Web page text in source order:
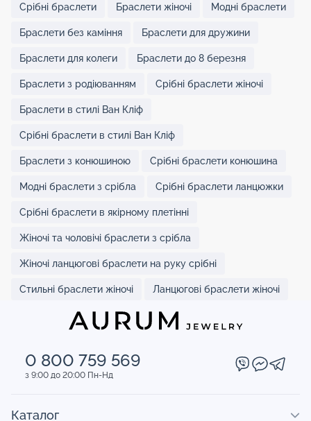
Срібні браслети Браслети жіночі Модні браслети
Браслети без каміння Браслети для дружини
Браслети для колеги Браслети до 8 березня
Браслети з родіюванням Срібні браслети жіночі
Браслети в стилі Ван Кліф
Срібні браслети в стилі Ван Кліф
Браслети з конюшиною Срібні браслети конюшина
Модні браслети з срібла Срібні браслети ланцюжки
Срібні браслети в якірному плетінні
Жіночі та чоловічі браслети з срібла
Жіночі ланцюгові браслети на руку срібні
Стильні браслети жіночі Ланцюгові браслети жіночі
0 800 759 569
з 9:00 до 20:00 Пн-Нд
Каталог